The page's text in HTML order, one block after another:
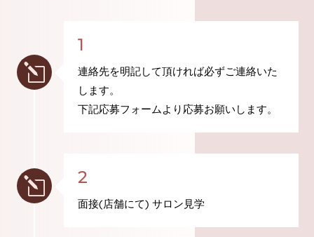
l
1
連絡先を明記して頂ければ必ずご連絡いた
します。
下記応募フォームより応募お願いします。
l 2
面接(店舗にて) サロン見学